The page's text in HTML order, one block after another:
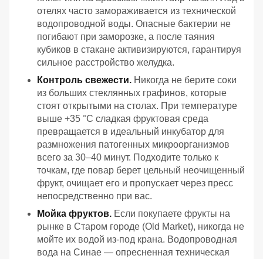
отелях часто замораживается из технической
водопроводной воды. Опасные бактерии не
погибают при заморозке, а после таяния
кубиков в стакане активизируются, гарантируя
сильное расстройство желудка.
Контроль свежести. Никогда не берите соки
из больших стеклянных графинов, которые
стоят открытыми на столах. При температуре
выше +35 °C сладкая фруктовая среда
превращается в идеальный инкубатор для
размножения патогенных микроорганизмов
всего за 30–40 минут. Подходите только к
точкам, где повар берет цельный неочищенный
фрукт, очищает его и пропускает через пресс
непосредственно при вас.
Мойка фруктов. Если покупаете фрукты на
рынке в Старом городе (Old Market), никогда не
мойте их водой из-под крана. Водопроводная
вода на Синае — опресненная техническая